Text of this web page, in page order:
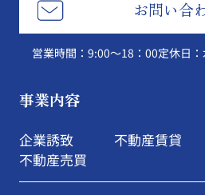
お問い合
営業時間：9:00～18：00定休日
事業内容
企業誘致
不動産売買
不動産賃貸